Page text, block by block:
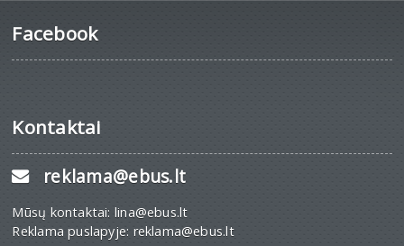
Facebook
Kontaktai
reklama@ebus.lt
Mūsų kontaktai: lina@ebus.lt
Reklama puslapyje: reklama@ebus.lt